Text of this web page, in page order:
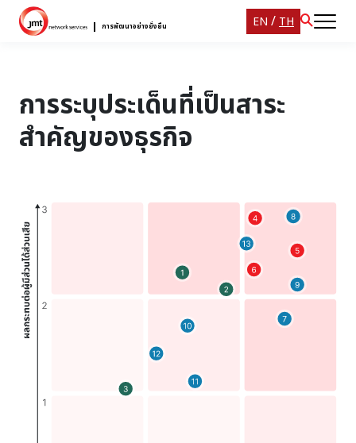
การพัฒนาอย่างยั่งยืน EN / TH
การระบุประเด็นที่เป็นสาระ
สำคัญของธุรกิจ